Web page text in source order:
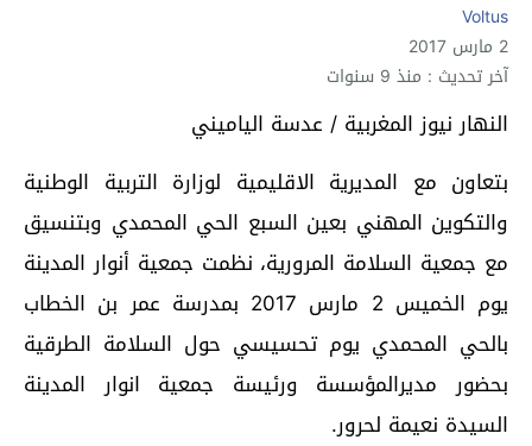
Voltus
2 مارس 2017
آخر تحديث : منذ 9 سنوات
النهار نيوز المغربية / عدسة الياميني
بتعاون مع المديرية الاقليمية لوزارة التربية الوطنية
والتكوين المهني بعين السبع الحي المحمدي وبتنسيق
مع جمعية السلامة المرورية، نظمت جمعية أنوار المدينة
يوم الخميس 2 مارس 2017 بمدرسة عمر بن الخطاب
بالحي المحمدي يوم تحسيسي حول السلامة الطرقية
بحضور مديرالمؤسسة ورئيسة جمعية انوار المدينة
السيدة نعيمة لحرور.